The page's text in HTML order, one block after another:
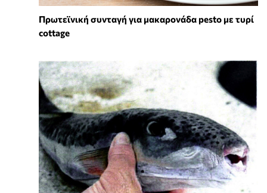
Πρωτεϊνική συνταγή για μακαρονάδα pesto με τυρί
cottage